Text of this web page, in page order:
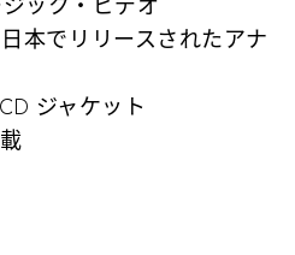
本でリリースされたアナ
ジャケット